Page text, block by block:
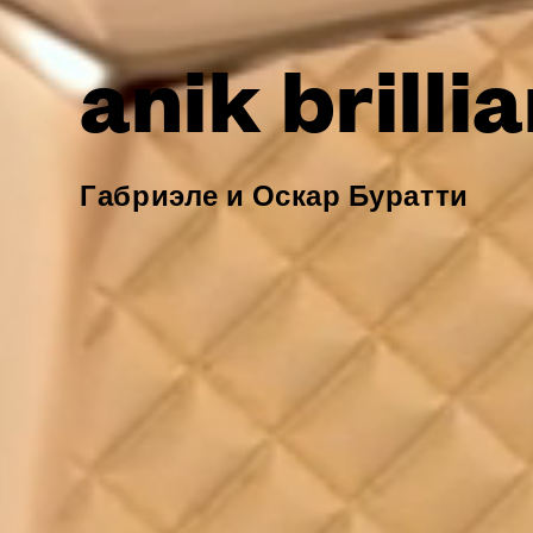
anik
Габриэле и Оскар Буратти